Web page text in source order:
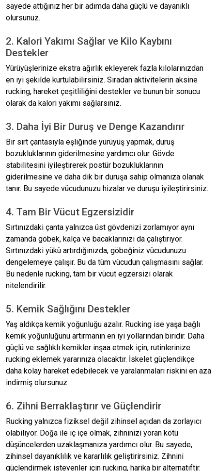
sayede attığınız her bir adımda daha güçlü ve dayanıklı
olursunuz.
2. Kalori Yakımı Sağlar ve Kilo Kaybını
Destekler
Yürüyüşlerinize ekstra ağırlık ekleyerek fazla kilolarınızdan
en iyi şekilde kurtulabilirsiniz. Sıradan aktivitelerin aksine
rucking, hareket çeşitliliğini destekler ve bunun bir sonucu
olarak da kalori yakımı sağlarsınız.
3. Daha İyi Bir Duruş ve Denge Kazandırır
Bir sırt çantasıyla eşliğinde yürüyüş yapmak, duruş
bozukluklarının giderilmesine yardımcı olur. Gövde
stabilitesini iyileştirerek postür bozukluklarının
giderilmesine ve daha dik bir duruşa sahip olmanıza olanak
tanır. Bu sayede vücudunuzu hizalar ve duruşu iyileştirirsiniz.
4. Tam Bir Vücut Egzersizidir
Sırtınızdaki çanta yalnızca üst gövdenizi zorlamıyor aynı
zamanda göbek, kalça ve bacaklarınızı da çalıştırıyor.
Sırtınızdaki yükü artırdığınızda, göbeğiniz vücudunuzu
dengelemeye çalışır. Bu da tüm vücudun çalışmasını sağlar.
Bu nedenle rucking, tam bir vücut egzersizi olarak
nitelendirilir.
5. Kemik Sağlığını Destekler
Yaş aldıkça kemik yoğunluğu azalır. Rucking ise yaşa bağlı
kemik yoğunluğunu artırmanın en iyi yollarından biridir. Daha
güçlü ve sağlıklı kemikler inşaa etmek için, rutinlerinize
rucking eklemek yararınıza olacaktır. İskelet güçlendikçe
daha kolay hareket edebilecek ve yaralanmaları riskini en aza
indirmiş olursunuz.
6. Zihni Berraklaştırır ve Güçlendirir
Rucking yalnızca fiziksel değil zihinsel açıdan da zorlayıcı
olabiliyor. Doğa ile iç içe olmak, zihninizi yoran kötü
düşüncelerden uzaklaşmanıza yardımcı olur. Bu sayede,
zihinsel dayanıklılık ve kararlılık geliştirirsiniz. Zihnini
güçlendirmek isteyenler için rucking, harika bir alternatiftir.